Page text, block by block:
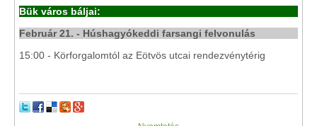
Bük város báljai:
Február 21. - Húshagyókeddi farsangi felvonulás
15:00 - Körforgalomtól az Eötvös utcai rendezvénytérig